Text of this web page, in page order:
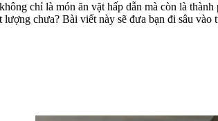
chỉ là món ăn vặt hấp dẫn mà còn là
chưa? Bài viết này sẽ đưa bạn đi sâu